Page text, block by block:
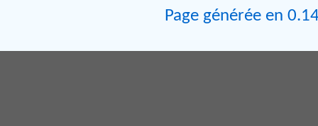
Page générée en